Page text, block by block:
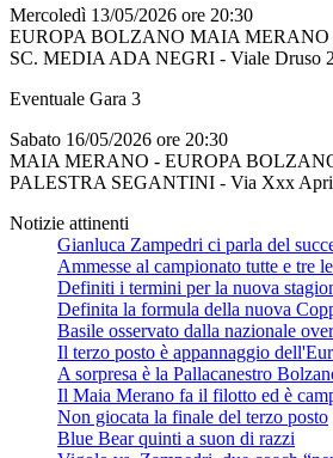
Mercoledì 13/05/2026 ore 20:30
EUROPA BOLZANO MAIA MERANO
SC. MEDIA ADA NEGRI - Viale Druso
Eventuale Gara 3
Sabato 16/05/2026 ore 20:30
MAIA MERANO - EUROPA
PALESTRA SEGANTINI - Via Xxx
Notizie attinenti
Gianluca Zampedri ci parla del
Ammesse al campionato tutte e tre
Definiti i termini per la nuova
Definita la formula della nuova
Basile osservato dalla nazionale
Il terzo posto è appannaggio
A sorpresa è la Pallacanestro
Il Maia Merano fa il filotto ed è
Non giocata la finale del terzo posto
Blue Bear quinti a suon di razzi